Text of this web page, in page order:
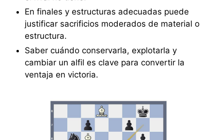
En finales y estructuras adecuadas puede
justificar sacrificios moderados de material o
estructura.
Saber cuándo conservarla, explotarla y
cambiar un alfil es clave para convertir la
ventaja en victoria.